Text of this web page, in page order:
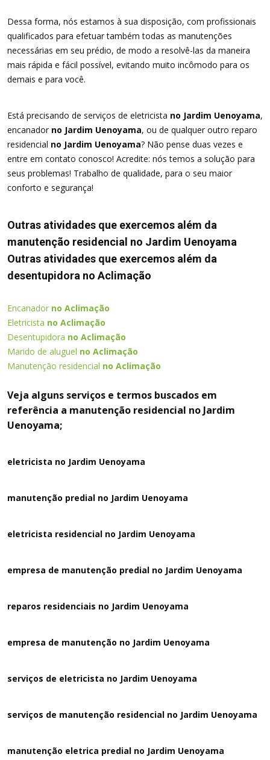
Dessa forma, nós estamos à sua disposição, com profissionais
qualificados para efetuar também todas as manutenções
necessárias em seu prédio, de modo a resolvê-las da maneira
mais rápida e fácil possível, evitando muito incômodo para os
demais e para você.
Está precisando de serviços de eletricista no Jardim Uenoyama,
encanador no Jardim Uenoyama, ou de qualquer outro reparo
residencial no Jardim Uenoyama? Não pense duas vezes e
entre em contato conosco! Acredite: nós temos a solução para
seus problemas! Trabalho de qualidade, para o seu maior
conforto e segurança!
Outras atividades que exercemos além da
manutenção residencial no Jardim Uenoyama
Outras atividades que exercemos além da
desentupidora no Aclimação
Encanador no Aclimação
Eletricista no Aclimação
Desentupidora no Aclimação
Marido de aluguel no Aclimação
Manutenção residencial no Aclimação
Veja alguns serviços e termos buscados em
referência a manutenção residencial no Jardim
Uenoyama;
eletricista no Jardim Uenoyama
manutenção predial no Jardim Uenoyama
eletricista residencial no Jardim Uenoyama
empresa de manutenção predial no Jardim Uenoyama
reparos residenciais no Jardim Uenoyama
empresa de manutenção no Jardim Uenoyama
serviços de eletricista no Jardim Uenoyama
serviços de manutenção residencial no Jardim Uenoyama
manutenção eletrica predial no Jardim Uenoyama